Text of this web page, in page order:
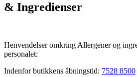
& Ingredienser
Henvendelser omkring Allergener og
personalet:
Indenfor butikkens åbningstid: 7528 8500